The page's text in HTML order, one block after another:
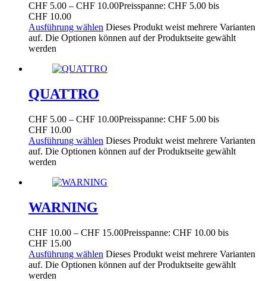
CHF 5.00 – CHF 10.00Preisspanne: CHF 5.00 bis
CHF 10.00
Ausführung wählen Dieses Produkt weist mehrere Varianten
auf. Die Optionen können auf der Produktseite gewählt
werden
QUATTRO
CHF 5.00 – CHF 10.00Preisspanne: CHF 5.00 bis
CHF 10.00
Ausführung wählen Dieses Produkt weist mehrere Varianten
auf. Die Optionen können auf der Produktseite gewählt
werden
WARNING
CHF 10.00 – CHF 15.00Preisspanne: CHF 10.00 bis
CHF 15.00
Ausführung wählen Dieses Produkt weist mehrere Varianten
auf. Die Optionen können auf der Produktseite gewählt
werden